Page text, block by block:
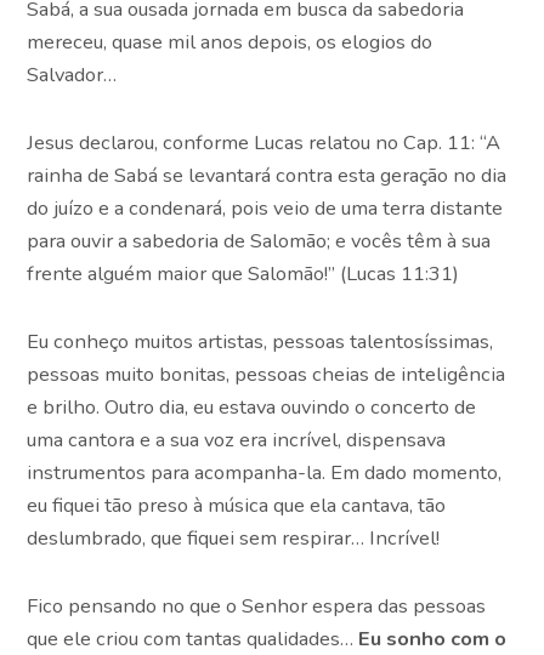
Sabá, a sua ousada jornada em busca da sabedoria
mereceu, quase mil anos depois, os elogios do
Salvador…
Jesus declarou, conforme Lucas relatou no Cap. 11: “A
rainha de Sabá se levantará contra esta geração no dia
do juízo e a condenará, pois veio de uma terra distante
para ouvir a sabedoria de Salomão; e vocês têm à sua
frente alguém maior que Salomão!” (Lucas 11:31)
Eu conheço muitos artistas, pessoas talentosíssimas,
pessoas muito bonitas, pessoas cheias de inteligência
e brilho. Outro dia, eu estava ouvindo o concerto de
uma cantora e a sua voz era incrível, dispensava
instrumentos para acompanha-la. Em dado momento,
eu fiquei tão preso à música que ela cantava, tão
deslumbrado, que fiquei sem respirar… Incrível!
Fico pensando no que o Senhor espera das pessoas
que ele criou com tantas qualidades… Eu sonho com o